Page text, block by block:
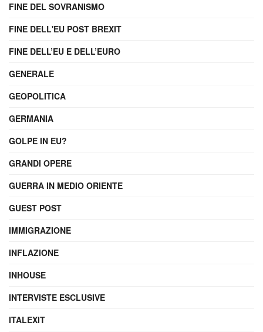
FINE DEL SOVRANISMO
FINE DELL'EU POST BREXIT
FINE DELL’EU E DELL’EURO
GENERALE
GEOPOLITICA
GERMANIA
GOLPE IN EU?
GRANDI OPERE
GUERRA IN MEDIO ORIENTE
GUEST POST
IMMIGRAZIONE
INFLAZIONE
INHOUSE
INTERVISTE ESCLUSIVE
ITALEXIT